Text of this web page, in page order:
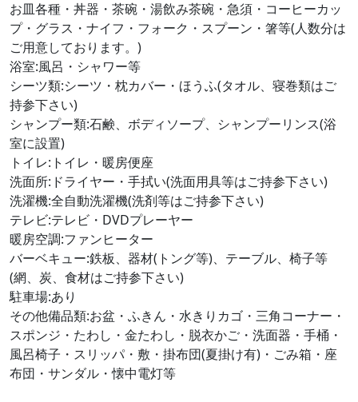
お皿各種・丼器・茶碗・湯飲み茶碗・急須・コーヒーカッ
プ・グラス・ナイフ・フォーク・スプーン・箸等(人数分は
ご用意しております。)
浴室:風呂・シャワー等
シーツ類:シーツ・枕カバー・ほうふ(タオル、寝巻類はご
持参下さい)
シャンプー類:石鹸、ボディソープ、シャンプーリンス(浴
室に設置)
トイレ:トイレ・暖房便座
洗面所:ドライヤー・手拭い(洗面用具等はご持参下さい)
洗濯機:全自動洗濯機(洗剤等はご持参下さい)
テレビ:テレビ・DVDプレーヤー
暖房空調:ファンヒーター
バーベキュー:鉄板、器材(トング等)、テーブル、椅子等
(網、炭、食材はご持参下さい)
駐車場:あり
その他備品類:お盆・ふきん・水きりカゴ・三角コーナー・
スポンジ・たわし・金たわし・脱衣かご・洗面器・手桶・
風呂椅子・スリッパ・敷・掛布団(夏掛け有)・ごみ箱・座
布団・サンダル・懐中電灯等